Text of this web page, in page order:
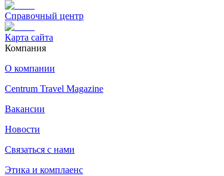
Справочный центр
Карта сайта
Компания
О компании
Centrum Travel Magazine
Вакансии
Новости
Связаться с нами
Этика и комплаенс